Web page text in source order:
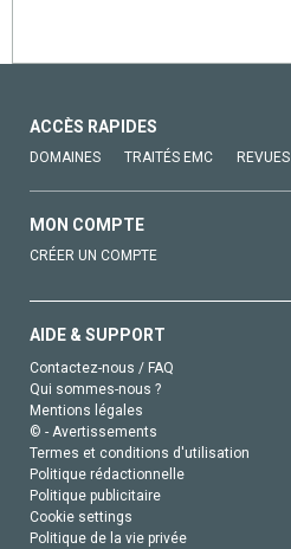
ACCÈS RAPIDES
DOMAINES TRAITÉS EMC REVUES
MON COMPTE
CRÉER UN COMPTE
AIDE & SUPPORT
Contactez-nous / FAQ
Qui sommes-nous ?
Mentions légales
© - Avertissements
Termes et conditions d'utilisation
Politique rédactionnelle
Politique publicitaire
Cookie settings
Politique de la vie privée